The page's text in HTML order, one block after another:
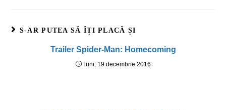
S-AR PUTEA SĂ ÎȚI PLACĂ ȘI
Trailer Spider-Man: Homecoming
luni, 19 decembrie 2016